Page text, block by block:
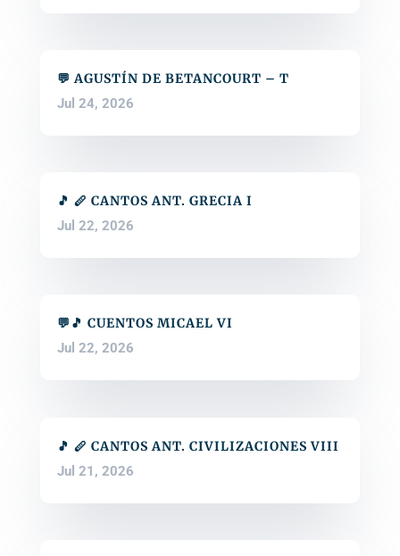
💬 AGUSTÍN DE BETANCOURT – T
Jul 24, 2026
🎵 🪈 CANTOS ANT. GRECIA I
Jul 22, 2026
💬🎵 CUENTOS MICAEL VI
Jul 22, 2026
🎵 🪈 CANTOS ANT. CIVILIZACIONES VIII
Jul 21, 2026